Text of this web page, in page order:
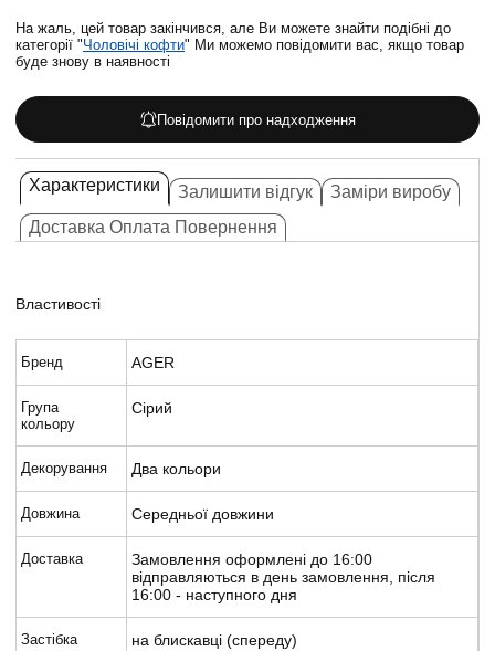
На жаль, цей товар закінчився, але Ви можете знайти подібні до
категорії "Чоловічі кофти" Ми можемо повідомити вас, якщо товар
буде знову в наявності
Повідомити про надходження
Характеристики Залишити відгук
Заміри виробу
Доставка Оплата Повернення
Властивості
Бренд AGER
Група
кольору
Сірий
Декорування Два кольори
Довжина Середньої довжини
Доставка
Замовлення оформлені до 16:00
відправляються в день замовлення, після
16:00 - наступного дня
Застібка на блискавці (спереду)